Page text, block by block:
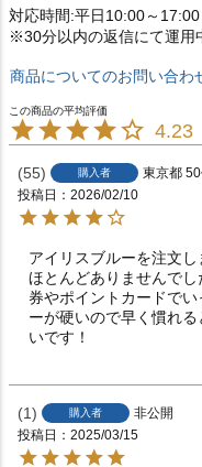
対応時間:平日10:00～17:00
※30分以内の返信にて運用
商品についてのお問い合わ
4.23
55 購入者 東京都
投稿日
2026/02/10
アイリスブルーを注文
ほとんどありませんで
券やポイントカードで
ーが硬いので早く慣れ
いです！
1 購入者
非公開
投稿日
2025/03/15